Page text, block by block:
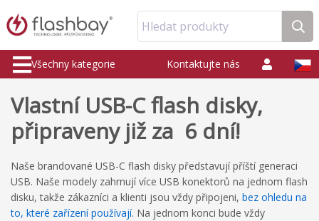
Hledat produkty
Všechny kategorie Kontaktujte nás
Vlastní USB-C flash disky,
připraveny již za 6 dní!
Naše brandované USB-C flash disky představují příští generaci
USB. Naše modely zahrnují více USB konektorů na jednom flash
disku, takže zákazníci a klienti jsou vždy připojeni, bez ohledu na
to, které zařízení používají. Na jednom konci bude vždy